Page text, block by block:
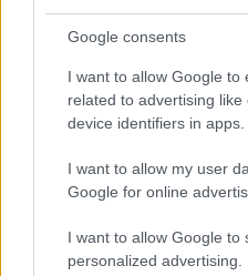
Google consents
I want to allow Google to
related to advertising
device identifiers in apps.
I want to allow my user
Google for online
I want to allow Google to
personalized advertising.
V SPÁLNI okrem postele a kozuba
jednoduché nočné stolíky, staršiu
majiteľ docielil aj textíliami v teplých